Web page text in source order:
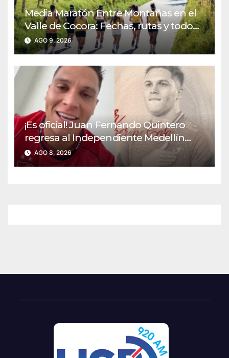
Media Maratón Entre Montañas en el
Valle de Cocora: Fechas, rutas y todo
sobre la gran fiesta del running en
Salento
AGO 9, 2026
¡Es oficial! Juan Fernando Quintero
regresa al Independiente Medellín
para el segundo semestre
AGO 8, 2026